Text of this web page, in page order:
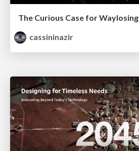
The Curious Case for Waylosing
cassininazir